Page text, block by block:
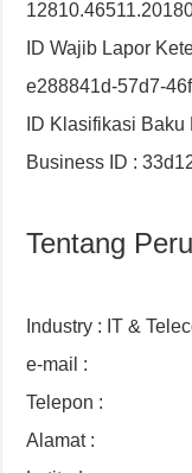
ID Wajib Lapor
e288841d-57d7-
ID Klasifikasi
Business ID :
Tentang
Industry : IT &
e-mail :
Telepon :
Alamat :